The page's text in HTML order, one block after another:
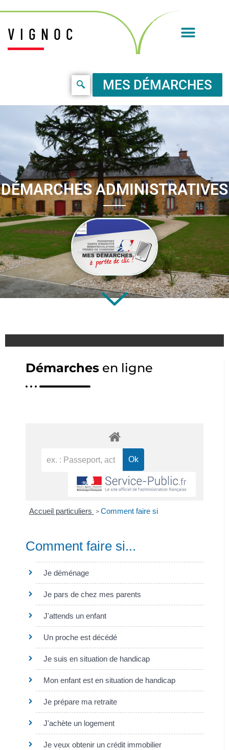
VIGNOC
MES DÉMARCHES
DÉMARCHES ADMINISTRATIVES
Démarches en ligne
Accueil particuliers > Comment faire si
Comment faire si...
Je déménage
Je pars de chez mes parents
J'attends un enfant
Un proche est décédé
Je suis en situation de handicap
Mon enfant est en situation de handicap
Je prépare ma retraite
J'achète un logement
Je veux obtenir un crédit immobilier